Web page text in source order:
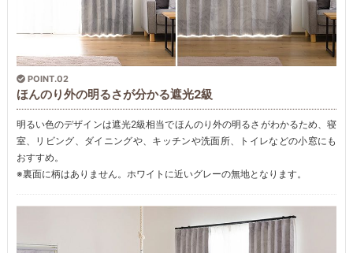
POINT.02
ほんのり外の明るさが分かる遮光2級
明るい色のデザインは遮光2級相当でほんのり外の明るさがわかるため、寝
室、リビング、ダイニングや、キッチンや洗面所、トイレなどの小窓にも
おすすめ。
※裏面に柄はありません。ホワイトに近いグレーの無地となります。